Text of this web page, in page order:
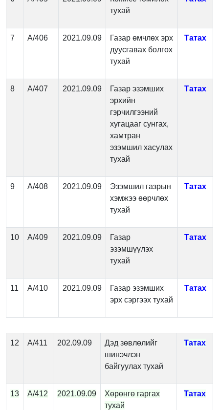
тухай
7 А/406 2021.09.09
Газар өмчлөх эрх
дуусгавах болгох
тухай
Татах
8 А/407 2021.09.09
Газар эзэмших
эрхийн
гэрчилгээний
хугацааг сунгах,
хамтран
эзэмшил хасулах
тухай
Татах
9 А/408 2021.09.09
Эзэмшил газрын
хэмжээ өөрчлөх
тухай
Татах
10 А/409 2021.09.09
Газар
эзэмшүүлэх
тухай
Татах
11 А/410 2021.09.09
Газар эзэмших
эрх сэргээх тухай
Татах
12 А/411 202.09.09
Дэд зөвлөлийг
шинэчлэн
байгуулах тухай
Татах
13 А/412 2021.09.09
Хөрөнгө гаргах
тухай
Татах